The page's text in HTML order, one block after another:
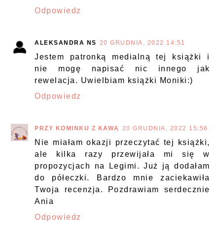
Odpowiedz
ALEKSANDRA NS 20 GRUDNIA, 2022 14:51
Jestem patronką medialną tej książki i
nie mogę napisać nic innego jak
rewelacja. Uwielbiam książki Moniki:)
Odpowiedz
PRZY KOMINKU Z KAWĄ 20 GRUDNIA, 2022 15:56
Nie miałam okazji przeczytać tej książki,
ale kilka razy przewijała mi się w
propozycjach na Legimi. Już ją dodałam
do półeczki. Bardzo mnie zaciekawiła
Twoja recenzja. Pozdrawiam serdecznie
Ania
Odpowiedz